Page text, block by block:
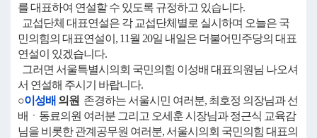
를 대표하여 연설할 수 있도록 규정하고 있습니다.
교섭단체 대표연설은 각 교섭단체별로 실시하며 오늘은 국
민의힘의 대표연설이, 11월 20일 내일은 더불어민주당의 대표
연설이 있겠습니다.
그러면 서울특별시의회 국민의힘 이성배 대표의원님 나오셔
서 연설해 주시기 바랍니다.
○이성배 의원 존경하는 서울시민 여러분, 최호정 의장님과 선
배ㆍ동료의원 여러분 그리고 오세훈 시장님과 정근식 교육감
님을 비롯한 관계공무원 여러분, 서울시의회 국민의힘 대표의